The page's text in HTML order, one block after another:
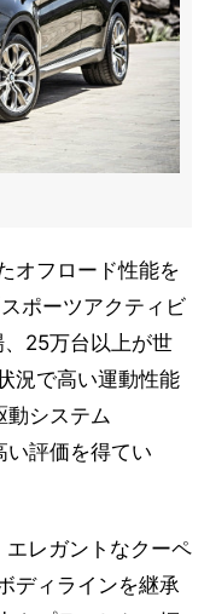
オフロード性能を
ポーツアクティビ
25万台以上が世
況で高い運動性能
動システム
い評価を得てい
レガントなクーペ
ディラインを継承